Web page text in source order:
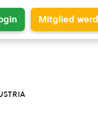
Mitglied